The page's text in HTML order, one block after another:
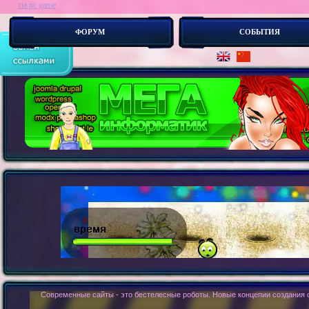
ФОРУМ СОБЫТИЯ
ria pc game
> : Современные сайты - это бестелесные роботы. Новые концепии создания